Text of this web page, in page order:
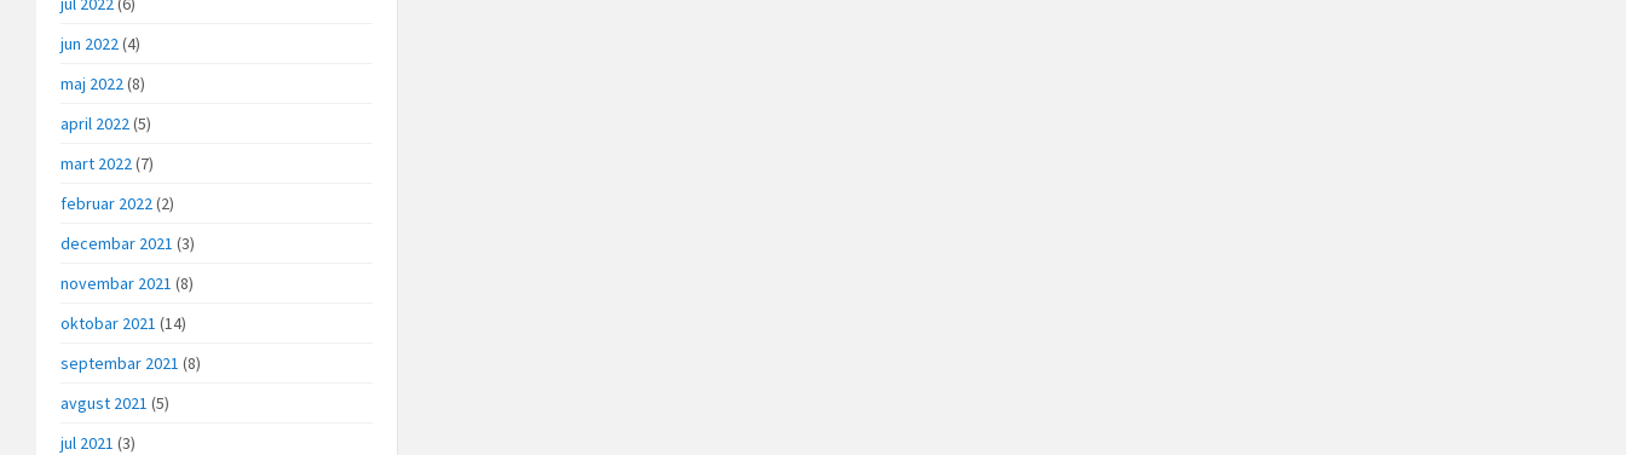
jun 2022(4)
maj 2022(8)
april 2022(5)
mart 2022(7)
februar 2022(2)
decembar 2021 (3)
novembar 2021 (8)
oktobar 2021 (14)
septembar 2021 (8)
avgust 2021 (5)
jul 2021 (3)